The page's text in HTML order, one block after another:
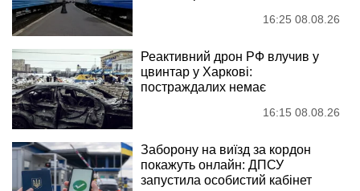
16:25 08.08.26
Реактивний дрон РФ влучив у
цвинтар у Харкові:
постраждалих немає
16:15 08.08.26
Заборону на виїзд за кордон
покажуть онлайн: ДПСУ
запустила особистий кабінет